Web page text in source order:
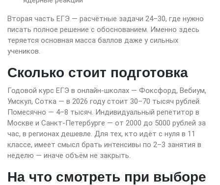
Вторая часть ЕГЭ — расчётные задачи 24–30, где нужно
писать полное решение с обоснованием. Именно здесь
теряется основная масса баллов даже у сильных
учеников.
Сколько стоит подготовка
Годовой курс ЕГЭ в онлайн-школах — Фоксфорд, Вебиум,
Умскул, Сотка — в 2026 году стоит 30–70 тысяч рублей.
Помесячно — 4–8 тысяч. Индивидуальный репетитор в
Москве и Санкт-Петербурге — от 2000 до 5000 рублей за
час, в регионах дешевле. Для тех, кто идёт с нуля в 11
классе, имеет смысл брать интенсивы по 2–3 занятия в
неделю — иначе объём не закрыть.
На что смотреть при выборе